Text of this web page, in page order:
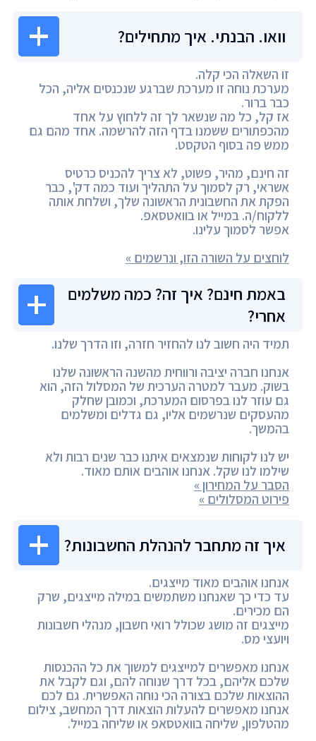
וואו. הבנתי. איך מתחילים?
זו השאלה הכי קלה.
מערכת נוחה זו מערכת שברגע שנכנסים אליה, הכל
כבר ברור.
אז קל, כל מה שנשאר לך זה ללחוץ על אחד
מהכפתורים ששמנו בדף הזה להרשמה. אחד מהם גם
ממש פה בסוף הטקסט.
זה חינם, מהיר, פשוט, לא צריך להכניס כרטיס
אשראי, רק לסמוך על התהליך ועוד כמה דק', כבר
הפקת את החשבונית הראשונה שלך, ושלחת אותה
ללקוח/ה. במייל או בוואטסאפ.
אפשר לסמוך עלינו.
לוחצים על השורה הזו, ונרשמים »
באמת חינם? איך זה? כמה משלמים
אחרי?
תמיד היה חשוב לנו להחזיר חזרה, וזו הדרך שלנו.
אנחנו חברה יציבה ורווחית מהשנה הראשונה שלנו
בשוק. מעבר למטרה הערכית של המסלול הזה, הוא
גם עוזר לנו בפרסום המערכת, וכמובן שחלק
מהעסקים שנרשמים אליו, גם גדלים ומשלמים
בהמשך.
יש לנו לקוחות שנמצאים איתנו כבר שנים רבות ולא
שילמו לנו שקל. אנחנו אוהבים אותם מאוד.
הסבר על המחירון »
פירוט המסלולים »
איך זה מתחבר להנהלת החשבונות?
אנחנו אוהבים מאוד מייצגים.
עד כדי כך שאנחנו משתמשים במילה מייצגים, שרק
הם מכירים.
מייצגים זה מושג שכולל רואי חשבון, מנהלי חשבונות
ויועצי מס.
אנחנו מאפשרים למייצגים למשוך את כל ההכנסות
שלכם אליהם, בכל דרך שנוחה להם, וגם לקבל את
ההוצאות שלכם בצורה הכי נוחה האפשרית. גם לכם
אנחנו מאפשרים להעלות הוצאות דרך המחשב, צילום
מהטלפון, שליחה בוואטסאפ או שליחה במייל.